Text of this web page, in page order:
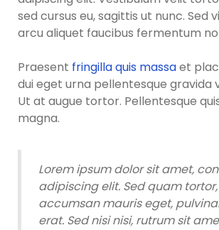
sed cursus eu, sagittis ut nunc. Sed
arcu aliquet faucibus fermentum
Praesent fringilla quis massaet
dui eget urna pellentesque gravida
Ut at augue tortor. Pellentesque
magna.
Lorem ipsum dolor sit amet,
adipiscing elit. Sed quam
accumsan mauris eget,
erat. Sed nisi nisi, rutrum sit